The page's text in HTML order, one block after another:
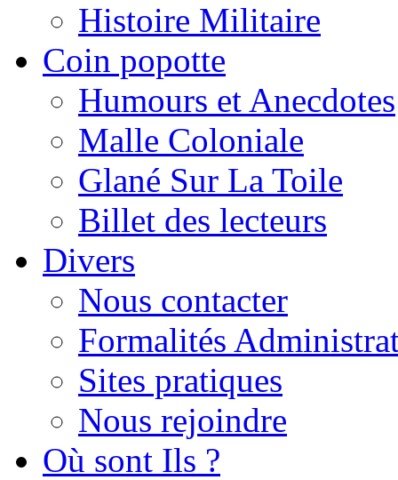
Histoire Militaire
Coin popotte
Humours et Anecdotes
Malle Coloniale
Glané Sur La Toile
Billet des lecteurs
Divers
Nous contacter
Formalités
Sites pratiques
Nous rejoindre
Où sont Ils ?